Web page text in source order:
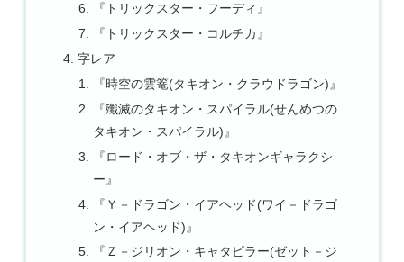
『トリックスター・フーディ』
『トリックスター・コルチカ』
字レア
『時空の雲篭(タキオン・クラウドラゴン)』
『殲滅のタキオン・スパイラル(せんめつの
タキオン・スパイラル)』
『ロード・オブ・ザ・タキオンギャラクシ
ー』
『Ｙ－ドラゴン・イアヘッド(ワイ－ドラゴ
ン・イアヘッド)』
『Ｚ－ジリオン・キャタピラー(ゼット－ジ